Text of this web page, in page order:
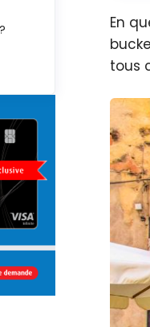
En
tous